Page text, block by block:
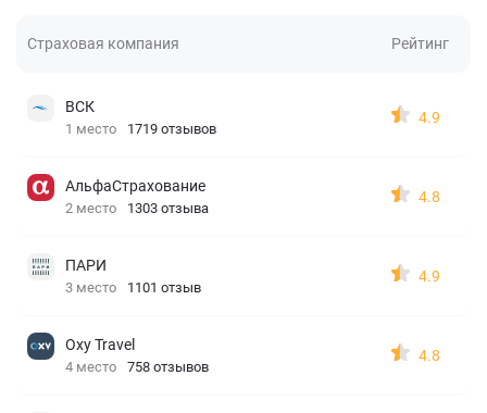
Страховая компания Рейтинг
ВСК
1 место 1719 отзывов
4.9
АльфаСтрахование
2 место 1303 отзыва
4.8
ПАРИ
3 место 1101 отзыв
4.9
Oxy Travel
4 место 758 отзывов
4.8